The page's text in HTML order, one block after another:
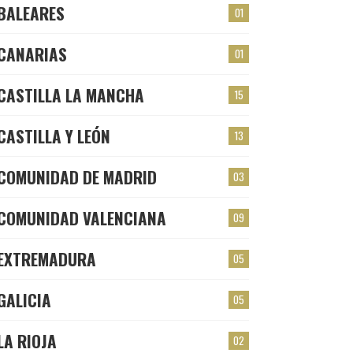
01
01
15
LA MANCHA
13
Y LEÓN
03
DE MADRID
09
VALENCIANA
05
05
02
RIOJA